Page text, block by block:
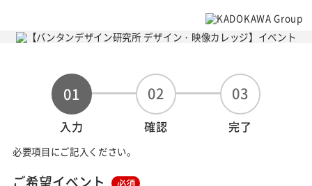
01
入力
02
確認
03
完了
必要項目にご記入ください。
ご希望イベント 必須